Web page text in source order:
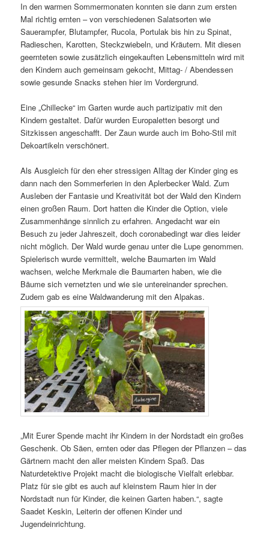
In den warmen Sommermonaten konnten sie dann zum ersten
Mal richtig ernten – von verschiedenen Salatsorten wie
Sauerampfer, Blutampfer, Rucola, Portulak bis hin zu Spinat,
Radieschen, Karotten, Steckzwiebeln, und Kräutern. Mit diesen
geernteten sowie zusätzlich eingekauften Lebensmitteln wird mit
den Kindern auch gemeinsam gekocht, Mittag- / Abendessen
sowie gesunde Snacks stehen hier im Vordergrund.
Eine „Chillecke“ im Garten wurde auch partizipativ mit den
Kindern gestaltet. Dafür wurden Europaletten besorgt und
Sitzkissen angeschafft. Der Zaun wurde auch im Boho-Stil mit
Dekoartikeln verschönert.
Als Ausgleich für den eher stressigen Alltag der Kinder ging es
dann nach den Sommerferien in den Aplerbecker Wald. Zum
Ausleben der Fantasie und Kreativität bot der Wald den Kindern
einen großen Raum. Dort hatten die Kinder die Option, viele
Zusammenhänge sinnlich zu erfahren. Angedacht war ein
Besuch zu jeder Jahreszeit, doch coronabedingt war dies leider
nicht möglich. Der Wald wurde genau unter die Lupe genommen.
Spielerisch wurde vermittelt, welche Baumarten im Wald
wachsen, welche Merkmale die Baumarten haben, wie die
Bäume sich vernetzten und wie sie untereinander sprechen.
Zudem gab es eine Waldwanderung mit den Alpakas.
„Mit Eurer Spende macht ihr Kindern in der Nordstadt ein großes
Geschenk. Ob Säen, ernten oder das Pflegen der Pflanzen – das
Gärtnern macht den aller meisten Kindern Spaß. Das
Naturdetektive Projekt macht die biologische Vielfalt erlebbar.
Platz für sie gibt es auch auf kleinstem Raum hier in der
Nordstadt nun für Kinder, die keinen Garten haben.“, sagte
Saadet Keskin, Leiterin der offenen Kinder und
Jugendeinrichtung.